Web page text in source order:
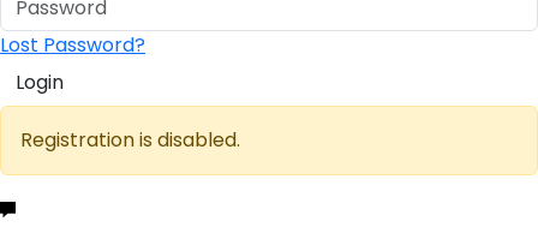
Lost Password?
Login
Registration is disabled.